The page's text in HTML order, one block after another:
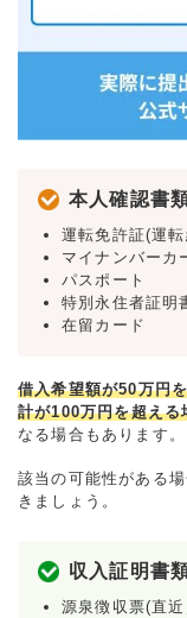
本人確認書
運転免許証(運
マイナンバーカ
パスポート
特別永住者証明
在留カード
借入希望額が50万円
計が100万円を超える
なる場合もあります。
該当の可能性がある
きましょう。
収入証明書
源泉徴収票(直